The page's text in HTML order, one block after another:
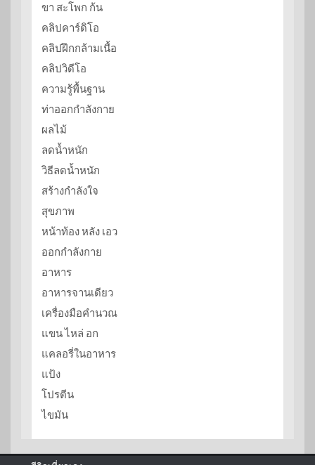
ขา สะโพก ก้น
คลิปคาร์ดิโอ
คลิปฝึกกล้ามเนื้อ
คลิปวิดีโอ
ความรู้พื้นฐาน
ท่าออกกำลังกาย
ผลไม้
ลดน้ำหนัก
วิธีลดน้ำหนัก
สร้างกำลังใจ
สุขภาพ
หน้าท้อง หลัง เอว
ออกกำลังกาย
อาหาร
อาหารจานเดียว
เครื่องมือคำนวณ
แขน ไหล่ อก
แคลอรี่ในอาหาร
แป้ง
โปรตีน
ไขมัน